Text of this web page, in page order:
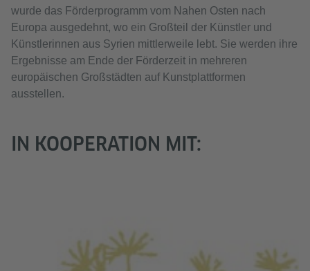
wurde das Förderprogramm vom Nahen Osten nach
Europa ausgedehnt, wo ein Großteil der Künstler und
Künstlerinnen aus Syrien mittlerweile lebt. Sie werden ihre
Ergebnisse am Ende der Förderzeit in mehreren
europäischen Großstädten auf Kunstplattformen
ausstellen.
IN KOOPERATION MIT: